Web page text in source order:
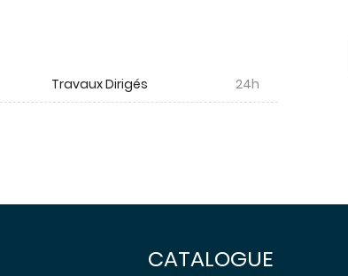
Travaux Dirigés 24h
CATALOGUE